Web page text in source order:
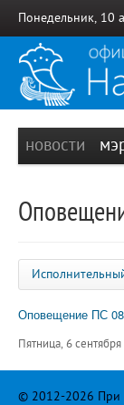
Понедельник, 10
новости
Оповещение ПС
Пятница, 6
© 2012-2026 При